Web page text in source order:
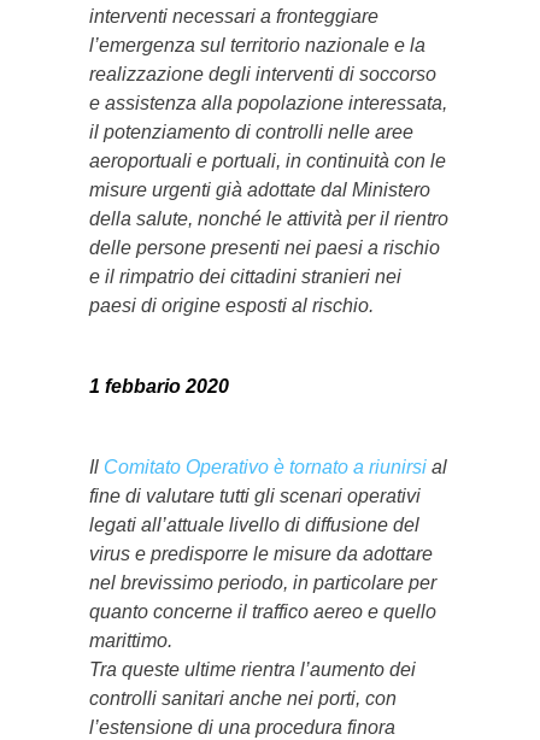
interventi necessari a fronteggiare
l’emergenza sul territorio nazionale e la
realizzazione degli interventi di soccorso
e assistenza alla popolazione interessata,
il potenziamento di controlli nelle aree
aeroportuali e portuali, in continuità con le
misure urgenti già adottate dal Ministero
della salute, nonché le attività per il rientro
delle persone presenti nei paesi a rischio
e il rimpatrio dei cittadini stranieri nei
paesi di origine esposti al rischio.
1 febbario 2020
Il Comitato Operativo è tornato a riunirsi al
fine di valutare tutti gli scenari operativi
legati all’attuale livello di diffusione del
virus e predisporre le misure da adottare
nel brevissimo periodo, in particolare per
quanto concerne il traffico aereo e quello
marittimo.
Tra queste ultime rientra l’aumento dei
controlli sanitari anche nei porti, con
l’estensione di una procedura finora